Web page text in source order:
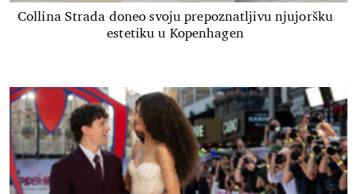
Collina Strada doneo svoju prepoznatljivu njujoršku
estetiku u Kopenhagen